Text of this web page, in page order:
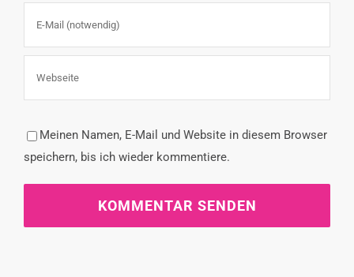
Meinen Namen, E-Mail und Website in diesem Browser
speichern, bis ich wieder kommentiere.